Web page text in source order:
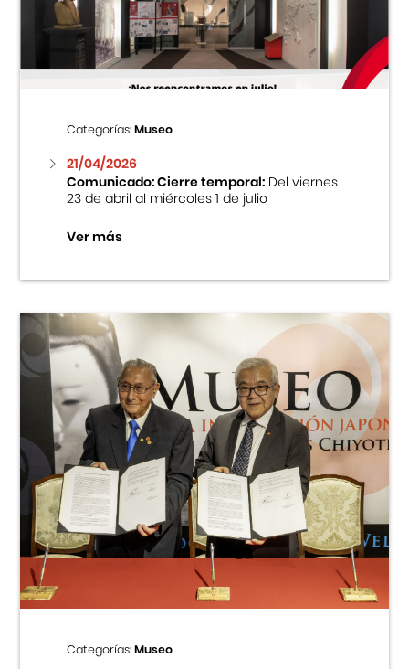
Centro Cultural Peruano Japonés
Museo de la Inmigración Japonesa
Fondo Editorial
Teatro Peruano Japonés
Categorías:Museo
21/04/2026
Comunicado: Cierre temporal:Del viernes
23 de abril al miércoles 1 de julio
Ver más
Categorías:Museo